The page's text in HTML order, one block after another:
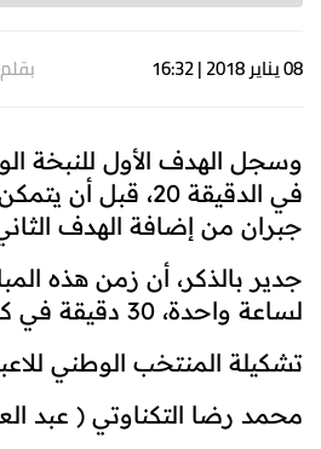
08 يناير 2018 | 16:32 بقلم
وسجل الهدف الأول للنبخة
في الدقيقة 20، قبل
جبران من إضافة الهدف الثاني
جدير بالذكر، أن زمن هذه
لساعة واحدة، 30 دقيقة في كل جولة
تشكيلة المنتخب الوطني
محمد رضا التكناوتي ( عبد